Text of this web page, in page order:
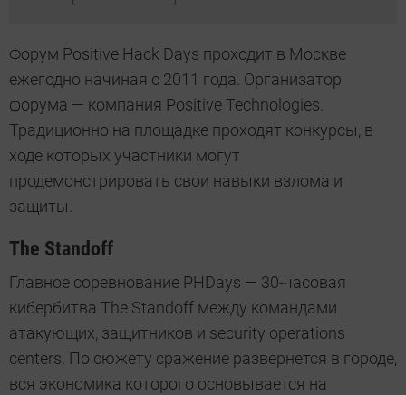
Форум Positive Hack Days проходит в Москве
ежегодно начиная с 2011 года. Организатор
форума — компания Positive Technologies.
Традиционно на площадке проходят конкурсы, в
ходе которых участники могут
продемонстрировать свои навыки взлома и
защиты.
The Standoff
Главное соревнование PHDays — 30-часовая
кибербитва The Standoff между командами
атакующих, защитников и security operations
centers. По сюжету сражение развернется в городе,
вся экономика которого основывается на